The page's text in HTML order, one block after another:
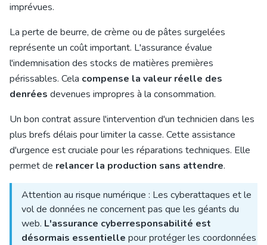
imprévues.
La perte de beurre, de crème ou de pâtes surgelées
représente un coût important. L'assurance évalue
l'indemnisation des stocks de matières premières
périssables. Cela compense la valeur réelle des
denrées devenues impropres à la consommation.
Un bon contrat assure l'intervention d'un technicien dans les
plus brefs délais pour limiter la casse. Cette assistance
d'urgence est cruciale pour les réparations techniques. Elle
permet de relancer la production sans attendre.
Attention au risque numérique : Les cyberattaques et le
vol de données ne concernent pas que les géants du
web. L'assurance cyberresponsabilité est
désormais essentielle pour protéger les coordonnées